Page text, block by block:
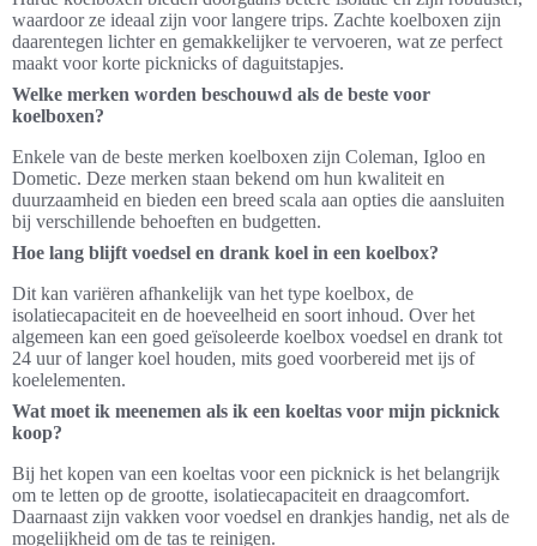
waardoor ze ideaal zijn voor langere trips. Zachte koelboxen zijn
daarentegen lichter en gemakkelijker te vervoeren, wat ze perfect
maakt voor korte picknicks of daguitstapjes.
Welke merken worden beschouwd als de beste voor
koelboxen?
Enkele van de beste merken koelboxen zijn Coleman, Igloo en
Dometic. Deze merken staan bekend om hun kwaliteit en
duurzaamheid en bieden een breed scala aan opties die aansluiten
bij verschillende behoeften en budgetten.
Hoe lang blijft voedsel en drank koel in een koelbox?
Dit kan variëren afhankelijk van het type koelbox, de
isolatiecapaciteit en de hoeveelheid en soort inhoud. Over het
algemeen kan een goed geïsoleerde koelbox voedsel en drank tot
24 uur of langer koel houden, mits goed voorbereid met ijs of
koelelementen.
Wat moet ik meenemen als ik een koeltas voor mijn picknick
koop?
Bij het kopen van een koeltas voor een picknick is het belangrijk
om te letten op de grootte, isolatiecapaciteit en draagcomfort.
Daarnaast zijn vakken voor voedsel en drankjes handig, net als de
mogelijkheid om de tas te reinigen.